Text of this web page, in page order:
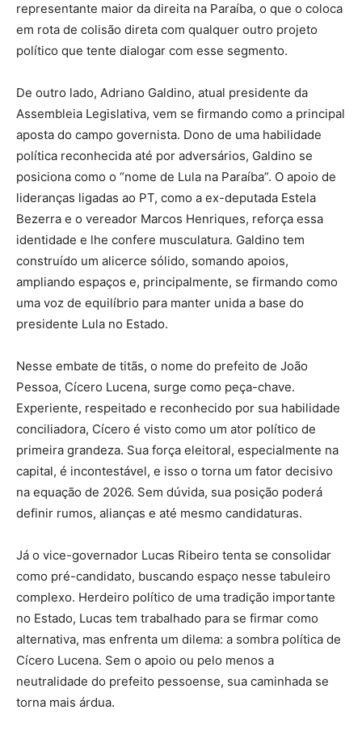
representante maior da direita na Paraíba, o que o coloca
em rota de colisão direta com qualquer outro projeto
político que tente dialogar com esse segmento.
De outro lado, Adriano Galdino, atual presidente da
Assembleia Legislativa, vem se firmando como a principal
aposta do campo governista. Dono de uma habilidade
política reconhecida até por adversários, Galdino se
posiciona como o “nome de Lula na Paraíba”. O apoio de
lideranças ligadas ao PT, como a ex-deputada Estela
Bezerra e o vereador Marcos Henriques, reforça essa
identidade e lhe confere musculatura. Galdino tem
construído um alicerce sólido, somando apoios,
ampliando espaços e, principalmente, se firmando como
uma voz de equilíbrio para manter unida a base do
presidente Lula no Estado.
Nesse embate de titãs, o nome do prefeito de João
Pessoa, Cícero Lucena, surge como peça-chave.
Experiente, respeitado e reconhecido por sua habilidade
conciliadora, Cícero é visto como um ator político de
primeira grandeza. Sua força eleitoral, especialmente na
capital, é incontestável, e isso o torna um fator decisivo
na equação de 2026. Sem dúvida, sua posição poderá
definir rumos, alianças e até mesmo candidaturas.
Já o vice-governador Lucas Ribeiro tenta se consolidar
como pré-candidato, buscando espaço nesse tabuleiro
complexo. Herdeiro político de uma tradição importante
no Estado, Lucas tem trabalhado para se firmar como
alternativa, mas enfrenta um dilema: a sombra política de
Cícero Lucena. Sem o apoio ou pelo menos a
neutralidade do prefeito pessoense, sua caminhada se
torna mais árdua.